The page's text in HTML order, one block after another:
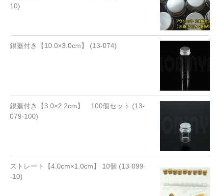
10)
銀蓋付き【10.0×3.0cm】 (13-074)
銀蓋付き【3.0×2.2cm】 100個セット (13-
079-100)
ストレート【4.0cm×1.0cm】 10個 (13-099-
-10)